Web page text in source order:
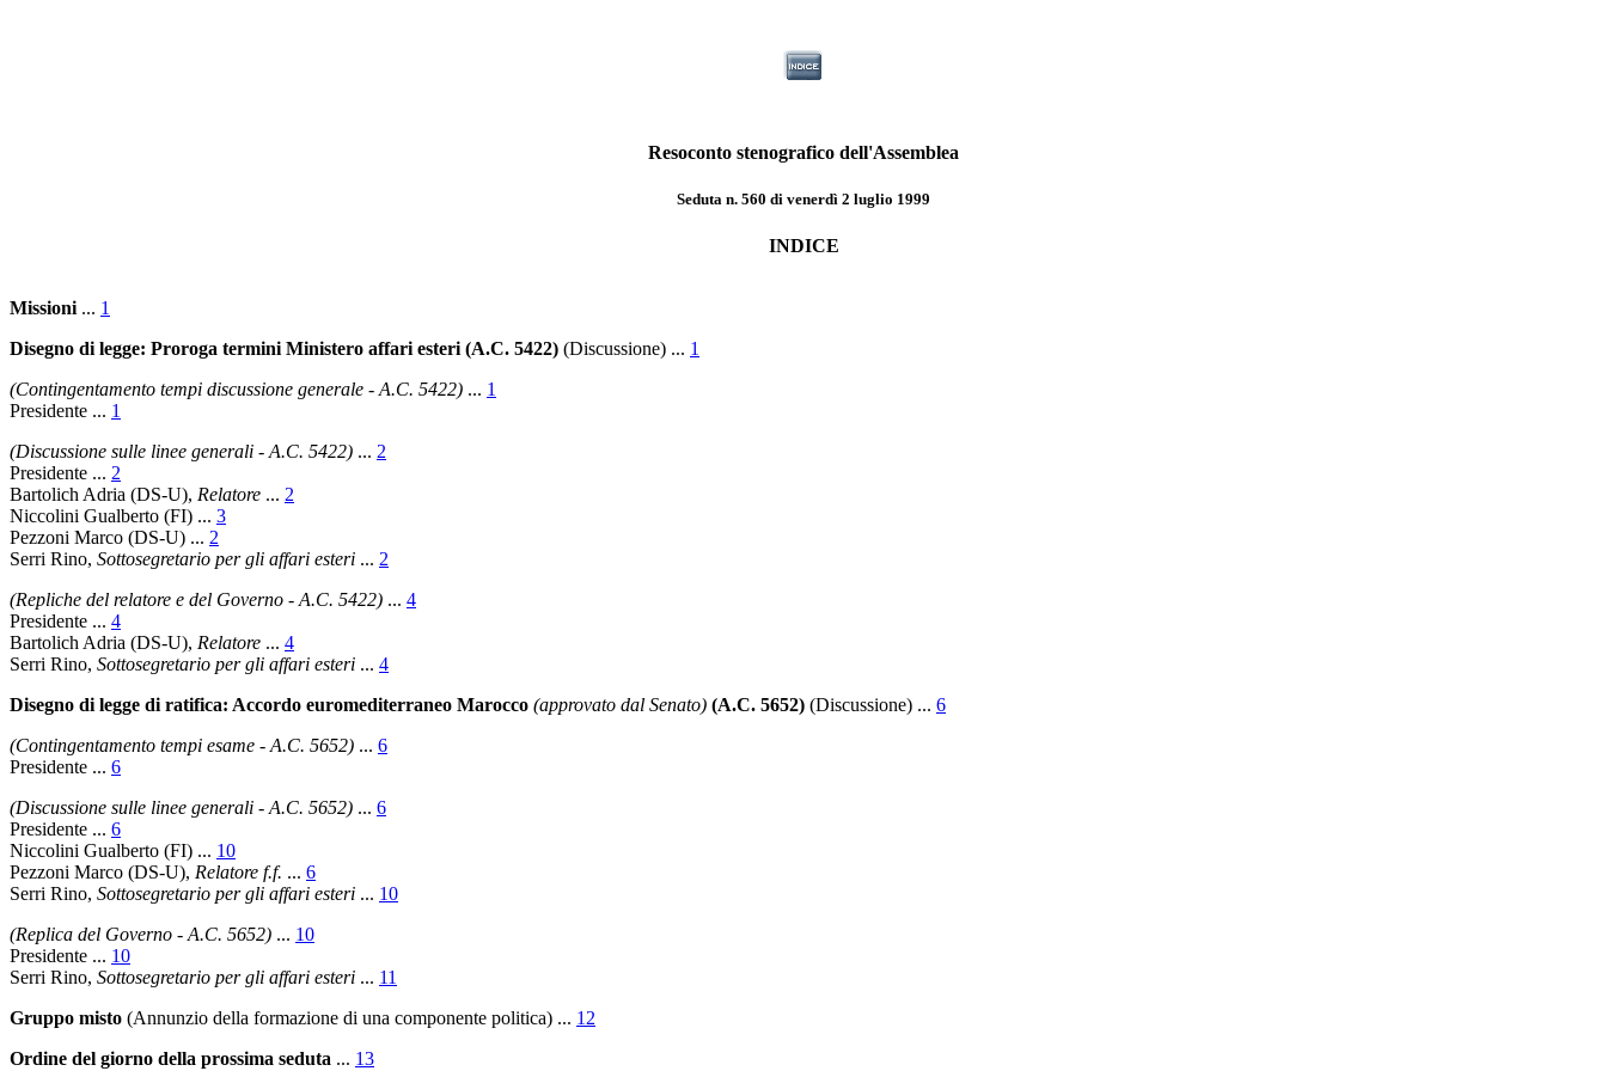
Resoconto stenografico dell'Assemblea
Seduta n. 560 di venerdì 2 luglio 1999
INDICE
Missioni ... 1
Disegno di legge: Proroga termini Ministero affari esteri (A.C. 5422) (Discussione) ... 1
(Contingentamento tempi discussione generale - A.C. 5422) ... 1
Presidente ... 1
(Discussione sulle linee generali - A.C. 5422) ... 2
Presidente ... 2
Bartolich Adria (DS-U), Relatore ... 2
Niccolini Gualberto (FI) ... 3
Pezzoni Marco (DS-U) ... 2
Serri Rino, Sottosegretario per gli affari esteri ... 2
(Repliche del relatore e del Governo - A.C. 5422) ... 4
Presidente ... 4
Bartolich Adria (DS-U), Relatore ... 4
Serri Rino, Sottosegretario per gli affari esteri ... 4
Disegno di legge di ratifica: Accordo euromediterraneo Marocco (approvato dal Senato) (A.C. 5652) (Discussione) ... 6
(Contingentamento tempi esame - A.C. 5652) ... 6
Presidente ... 6
(Discussione sulle linee generali - A.C. 5652) ... 6
Presidente ... 6
Niccolini Gualberto (FI) ... 10
Pezzoni Marco (DS-U), Relatore f.f. ... 6
Serri Rino, Sottosegretario per gli affari esteri ... 10
(Replica del Governo - A.C. 5652) ... 10
Presidente ... 10
Serri Rino, Sottosegretario per gli affari esteri ... 11
Gruppo misto (Annunzio della formazione di una componente politica) ... 12
Ordine del giorno della prossima seduta ... 13